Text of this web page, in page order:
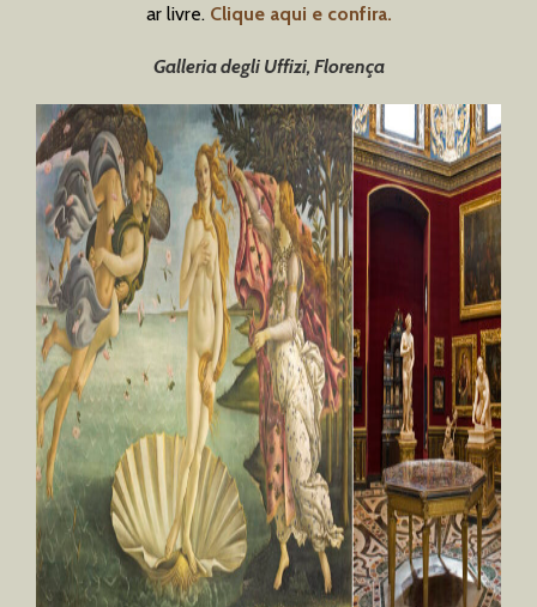
ar livre. Clique aqui e confira.
Galleria degli Uffizi, Florença